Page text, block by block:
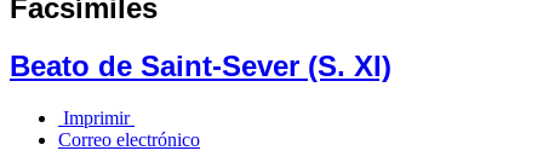
Facsímiles
Beato de Saint-Sever (S. XI)
Imprimir
Correo electrónico